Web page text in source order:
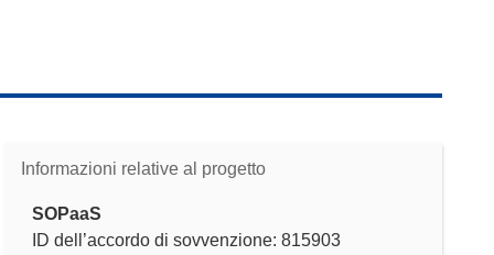
Informazioni relative al progetto
SOPaaS
ID dell’accordo di sovvenzione: 815903